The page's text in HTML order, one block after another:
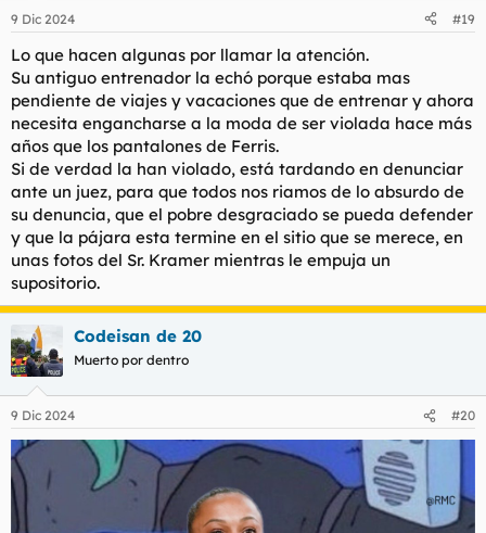
e
:
9 Dic 2024 #19
Lo que hacen algunas por llamar la atención.
Su antiguo entrenador la echó porque estaba mas
pendiente de viajes y vacaciones que de entrenar y ahora
necesita engancharse a la moda de ser violada hace más
años que los pantalones de Ferris.
Si de verdad la han violado, está tardando en denunciar
ante un juez, para que todos nos riamos de lo absurdo de
su denuncia, que el pobre desgraciado se pueda defender
y que la pájara esta termine en el sitio que se merece, en
unas fotos del Sr. Kramer mientras le empuja un
supositorio.
Codeisan de 20
Muerto por dentro
9 Dic 2024 #20